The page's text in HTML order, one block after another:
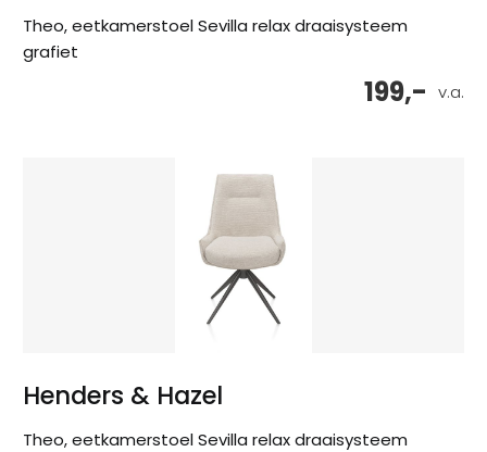
Theo, eetkamerstoel Sevilla relax draaisysteem
grafiet
v.a.
199,-
Henders & Hazel
Theo, eetkamerstoel Sevilla relax draaisysteem